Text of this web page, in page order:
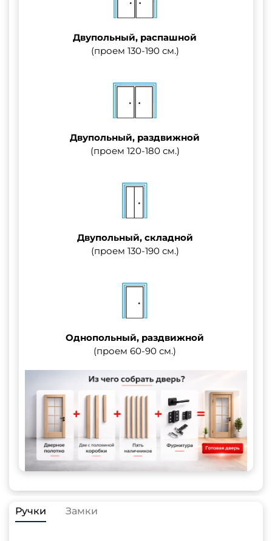
Двупольный, распашной
(проем 130-190 см.)
Двупольный, раздвижной
(проем 120-180 см.)
Двупольный, складной
(проем 130-190 см.)
Однопольный, раздвижной
(проем 60-90 см.)
Ручки Замки